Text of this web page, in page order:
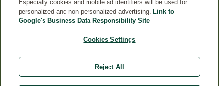
Especially cookies and mobile ad identifiers will be used for
personalized and non-personalized advertising. Link to
Google's Business Data Responsibility Site
Cookies Settings
Reject All